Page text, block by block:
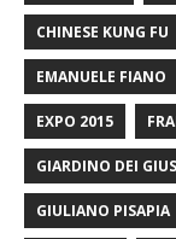
CHINESE KUNG FU
EMANUELE FIANO
EXPO 2015
GIARDINO DEI
GIULIANO PISAPIA